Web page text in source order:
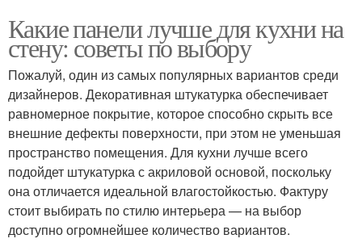
Какие панели лучше для кухни на
стену: советы по выбору
Пожалуй, один из самых популярных вариантов среди
дизайнеров. Декоративная штукатурка обеспечивает
равномерное покрытие, которое способно скрыть все
внешние дефекты поверхности, при этом не уменьшая
пространство помещения. Для кухни лучше всего
подойдет штукатурка с акриловой основой, поскольку
она отличается идеальной влагостойкостью. Фактуру
стоит выбирать по стилю интерьера — на выбор
доступно огромнейшее количество вариантов.